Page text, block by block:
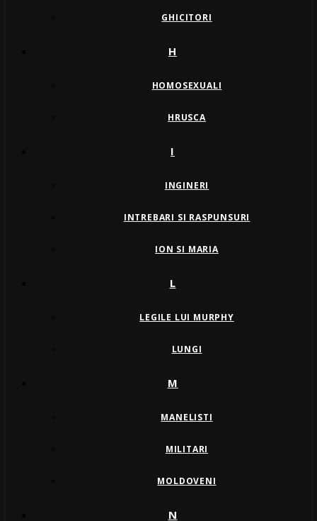
GHICITORI
H
HOMOSEXUALI
HRUSCA
I
INGINERI
INTREBARI SI RASPUNSURI
ION SI MARIA
L
LEGILE LUI MURPHY
LUNGI
M
MANELISTI
MILITARI
MOLDOVENI
N